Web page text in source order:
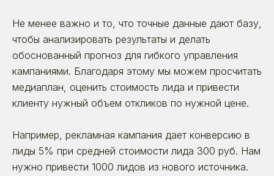
Не менее важно и то, что точные данные дают базу,
чтобы анализировать результаты и делать
обоснованный прогноз для гибкого управления
кампаниями. Благодаря этому мы можем просчитать
медиаплан, оценить стоимость лида и привести
клиенту нужный объем откликов по нужной цене.
Например, рекламная кампания дает конверсию в
лиды 5% при средней стоимости лида 300 руб. Нам
нужно привести 1000 лидов из нового источника.
Время прочтения: ~ 9 минут Статьи
Рейтинги
и сертификаты
для HR-маркетинга пока просто нет. Приходится
выходить в общий топ digital-агентств